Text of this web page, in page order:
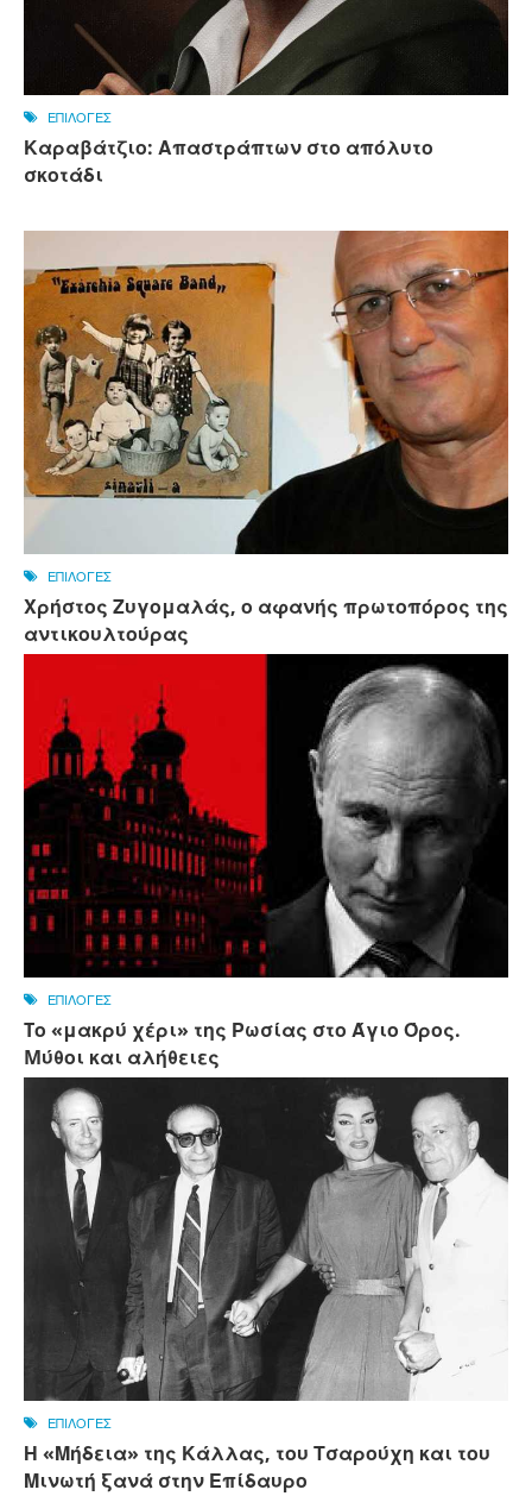
ΕΠΙΛΟΓΕΣ
Καραβάτζιο: Απαστράπτων στο απόλυτο
σκοτάδι
ΕΠΙΛΟΓΕΣ
Χρήστος Ζυγομαλάς, ο αφανής πρωτοπόρος της
αντικουλτούρας
ΕΠΙΛΟΓΕΣ
Tο «μακρύ χέρι» της Ρωσίας στο Άγιο Όρος.
Mύθοι και αλήθειες
ΕΠΙΛΟΓΕΣ
Η «Μήδεια» της Κάλλας, του Τσαρούχη και του
Μινωτή ξανά στην Επίδαυρο